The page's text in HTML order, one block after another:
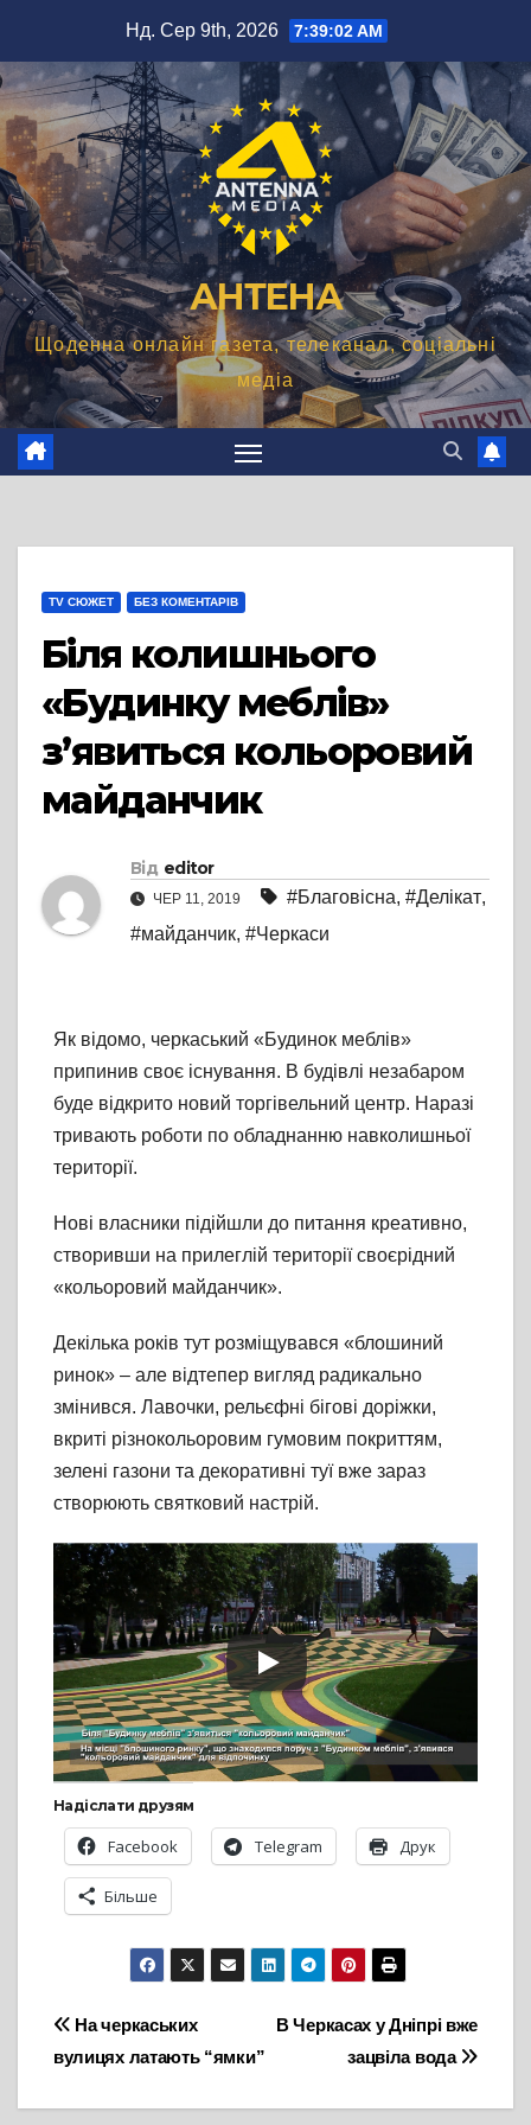
вмісту
Нд. Сер 9th, 2026 7:39:03 AM
АНТЕНА
Щоденна онлайн газета, телеканал, соціальні
медіа
TV СЮЖЕТ БЕЗ КОМЕНТАРІВ
Біля колишнього
«Будинку меблів»
з’явиться кольоровий
майданчик
Від editor
ЧЕР 11, 2019 #Благовісна, #Делікат,
#майданчик, #Черкаси
Як відомо, черкаський «Будинок меблів»
припинив своє існування. В будівлі незабаром
буде відкрито новий торгівельний центр. Наразі
тривають роботи по обладнанню навколишньої
території.
Нові власники підійшли до питання креативно,
створивши на прилеглій території своєрідний
«кольоровий майданчик».
Декілька років тут розміщувався «блошиний
ринок» – але відтепер вигляд радикально
змінився. Лавочки, рельєфні бігові доріжки,
вкриті різнокольоровим гумовим покриттям,
зелені газони та декоративні туї вже зараз
створюють святковий настрій.
Надіслати друзям
Facebook Telegram Друк
Більше
Навігація
записів
В Черкасах у Дніпрі вже
зацвіла вода
На черкаських
вулицях латають “ямки”